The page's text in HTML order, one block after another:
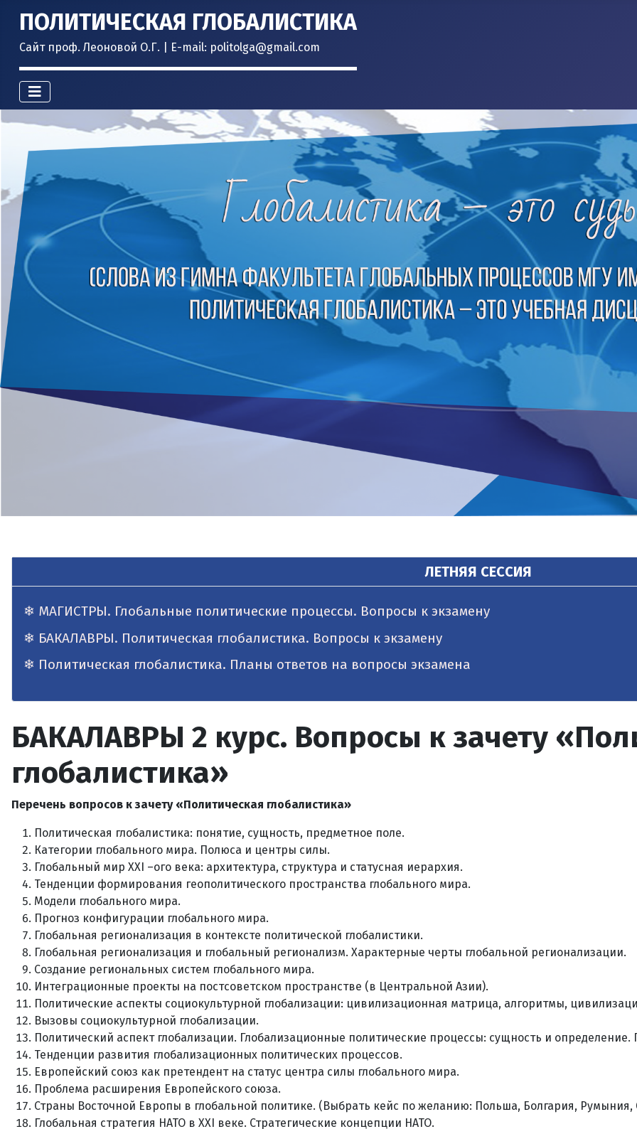
ПОЛИТИЧЕСКАЯ ГЛОБАЛИСТИКА
Сайт проф. Леоновой О.Г. | E-mail: politolga@gmail.com
ЛЕТНЯЯ СЕССИЯ
МАГИСТРЫ. Глобальные политические процессы. Вопросы к экзамену
БАКАЛАВРЫ. Политическая глобалистика. Вопросы к экзамену
Политическая глобалистика. Планы ответов на вопросы экзамена
БАКАЛАВРЫ 2 курс. Вопросы к зачету
глобалистика»
Перечень вопросов к зачету «Политическая глобалистика»
Политическая глобалистика: понятие, сущность, предметное поле.
Категории глобального мира. Полюса и центры силы.
Глобальный мир XXI –ого века: архитектура, структура и статусная иерархия.
Тенденции формирования геополитического пространства глобального мира.
Модели глобального мира.
Прогноз конфигурации глобального мира.
Глобальная регионализация в контексте политической глобалистики.
Глобальная регионализация и глобальный регионализм. Характерные черты глобальной регионализации.
Создание региональных систем глобального мира.
Интеграционные проекты на постсоветском пространстве (в Центральной Азии).
Политические аспекты социокультурной глобализации: цивилизационная матрица, алгоритмы,
Вызовы социокультурной глобализации.
Политический аспект глобализации. Глобализационные политические процессы: сущность и
Тенденции развития глобализационных политических процессов.
Европейский союз как претендент на статус центра силы глобального мира.
Проблема расширения Европейского союза.
Страны Восточной Европы в глобальной политике. (Выбрать кейс по желанию: Польша, Болгария, Румыния,
Глобальная стратегия НАТО в XXI веке. Стратегические концепции НАТО.